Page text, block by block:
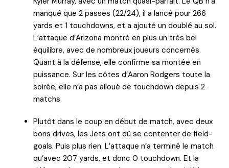
manqué que 2 passes (22/24), il a lancé pour 266
yards et 1 touchdowns, et a ajouté un doublé au sol.
L’attaque d’Arizona montré en plus un très bel
équilibre, avec de nombreux joueurs concernés.
Quant à la défense, elle confirme sa montée en
puissance. Sur les côtes d’Aaron Rodgers toute la
soirée, elle n’a pas alloué de touchdown depuis 2
matchs.
Plutôt dans le coup en début de match, avec deux
bons drives, les Jets ont dû se contenter de field-
goals. Puis plus rien. L’attaque n’a terminé le match
qu’avec 207 yards, et donc 0 touchdown. Et la